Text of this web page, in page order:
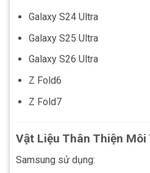
Galaxy S24 Ultra
Galaxy S25 Ultra
Galaxy S26 Ultra
Z Fold6
Z Fold7
Vật Liệu Thân Thiện Môi
Samsung sử dụng: